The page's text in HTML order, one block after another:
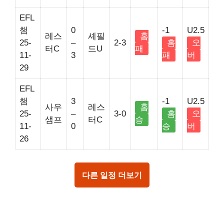
EFL
챔
25-
11-
29
레스
터C
0
–
3
셰필
드U
2-3
홈
패
-1
홈
패
U2.5
오
버
EFL
챔
25-
11-
26
사우
샘프
3
–
0
레스
터C
3-0
홈
승
-1
홈
승
U2.5
오
버
다른 일정 더보기